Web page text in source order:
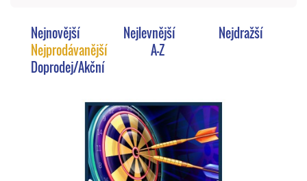
Nejnovější Nejlevnější
Nejdražší
Nejprodávanější
A-Z
Doprodej/Akční